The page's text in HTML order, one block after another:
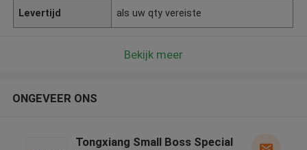
Levertijd als uw qty vereiste
Bekijk meer
ONGEVEER ONS
Tongxiang Small Boss Special